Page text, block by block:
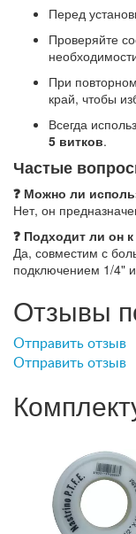
Перед
Проверяйте
При
край, чтобы
Всегда
5 витков.
Частые
❓ Можно ли
Нет, он
❓ Подходит ли он
Да, совместим с
подключением 1/4"
Отзывы
Отправить отзыв
Отправить отзыв